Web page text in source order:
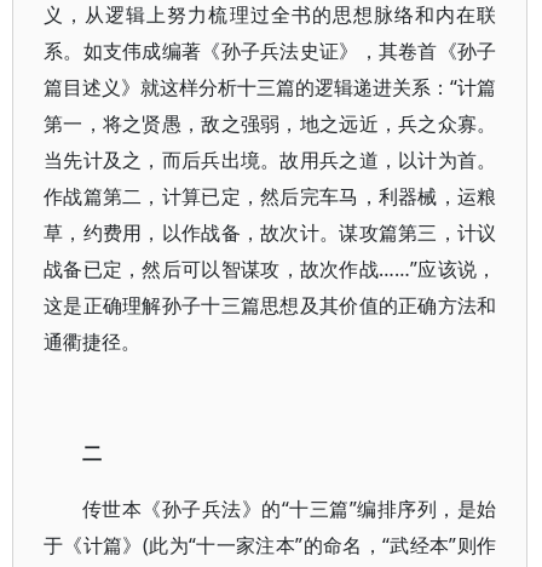
义，从逻辑上努力梳理过全书的思想脉络和内在联
系。如支伟成编著《孙子兵法史证》，其卷首《孙子
篇目述义》就这样分析十三篇的逻辑递进关系：“计篇
第一，将之贤愚，敌之强弱，地之远近，兵之众寡。
当先计及之，而后兵出境。故用兵之道，以计为首。
作战篇第二，计算已定，然后完车马，利器械，运粮
草，约费用，以作战备，故次计。谋攻篇第三，计议
战备已定，然后可以智谋攻，故次作战……”应该说，
这是正确理解孙子十三篇思想及其价值的正确方法和
通衢捷径。
二
传世本《孙子兵法》的“十三篇”编排序列，是始
于《计篇》(此为“十一家注本”的命名，“武经本”则作